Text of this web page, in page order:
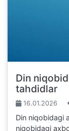
Din
tahdidlar
16.01.2026
Din niqobidagi
niqobidagi